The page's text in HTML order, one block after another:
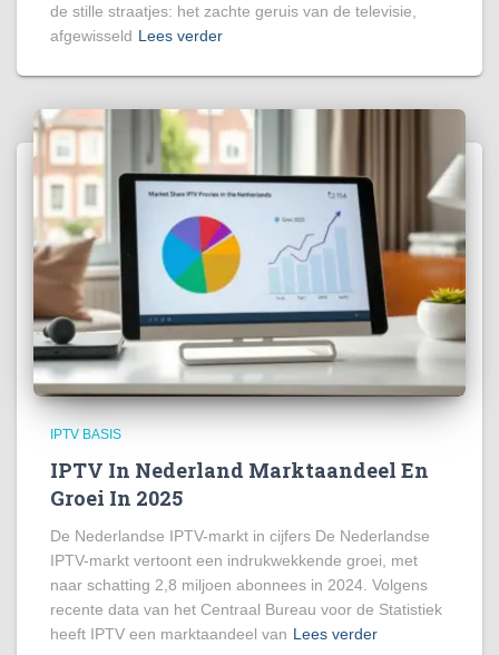
de stille straatjes: het zachte geruis van de televisie,
afgewisseld Lees verder
IPTV BASIS
IPTV In Nederland Marktaandeel En
Groei In 2025
De Nederlandse IPTV-markt in cijfers De Nederlandse
IPTV-markt vertoont een indrukwekkende groei, met
naar schatting 2,8 miljoen abonnees in 2024. Volgens
recente data van het Centraal Bureau voor de Statistiek
heeft IPTV een marktaandeel van Lees verder